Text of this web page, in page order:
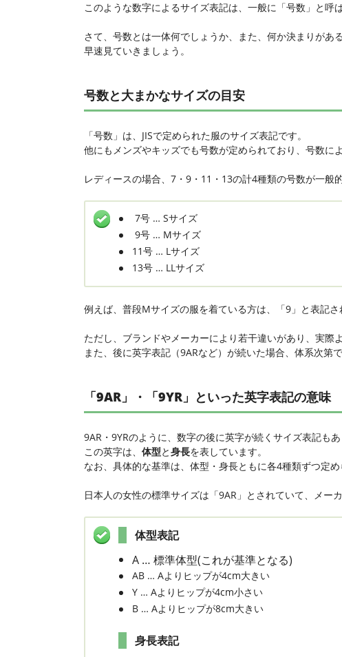
このような数字によるサイズ表記は、一般に「号数」と呼
さて、号数とは一体何でしょうか、また、何か決まりがあ
早速見ていきましょう。
号数と大まかなサイズの目安
「号数」は、JISで定められた服のサイズ表記です。
他にもメンズやキッズでも号数が定められており、号数に
レディースの場合、7・9・11・13の計4種類の号数が一般
7号 … Sサイズ
9号 … Mサイズ
11号 … Lサイズ
13号 … LLサイズ
例えば、普段Mサイズの服を着ている方は、「9」と表記さ
ただし、ブランドやメーカーにより若干違いがあり、実際
また、後に英字表記（9ARなど）が続いた場合、体系次第
「9AR」・「9YR」といった英字表記の意味
9AR・9YRのように、数字の後に英字が続くサイズ表記もあ
この英字は、 体型と身長を表しています。
なお、具体的な基準は、体型・身長ともに各4種類ずつ定
日本人の女性の標準サイズは「9AR」とされていて、メー
体型表記
A … 標準体型(これが基準となる)
AB … Aよりヒップが4cm大きい
Y … Aよりヒップが4cm小さい
B … Aよりヒップが8cm大きい
身長表記